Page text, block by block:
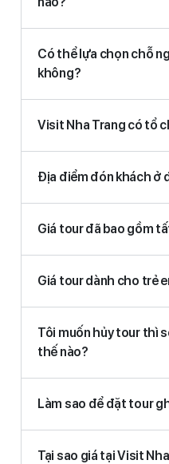
Có thể lựa chọn chỗ
không?
Visit Nha Trang có tổ
Địa điểm đón khách ở
Giá tour đã bao gồm
Giá tour dành cho trẻ
Tôi muốn hủy tour thì
thế nào?
Làm sao để đặt tour
Tại sao giá tại Visit